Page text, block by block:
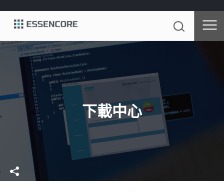
下載中心